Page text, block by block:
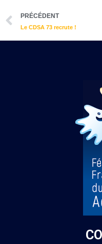
Précédent
PRÉCÉDENT
Le CDSA 73 recrute !